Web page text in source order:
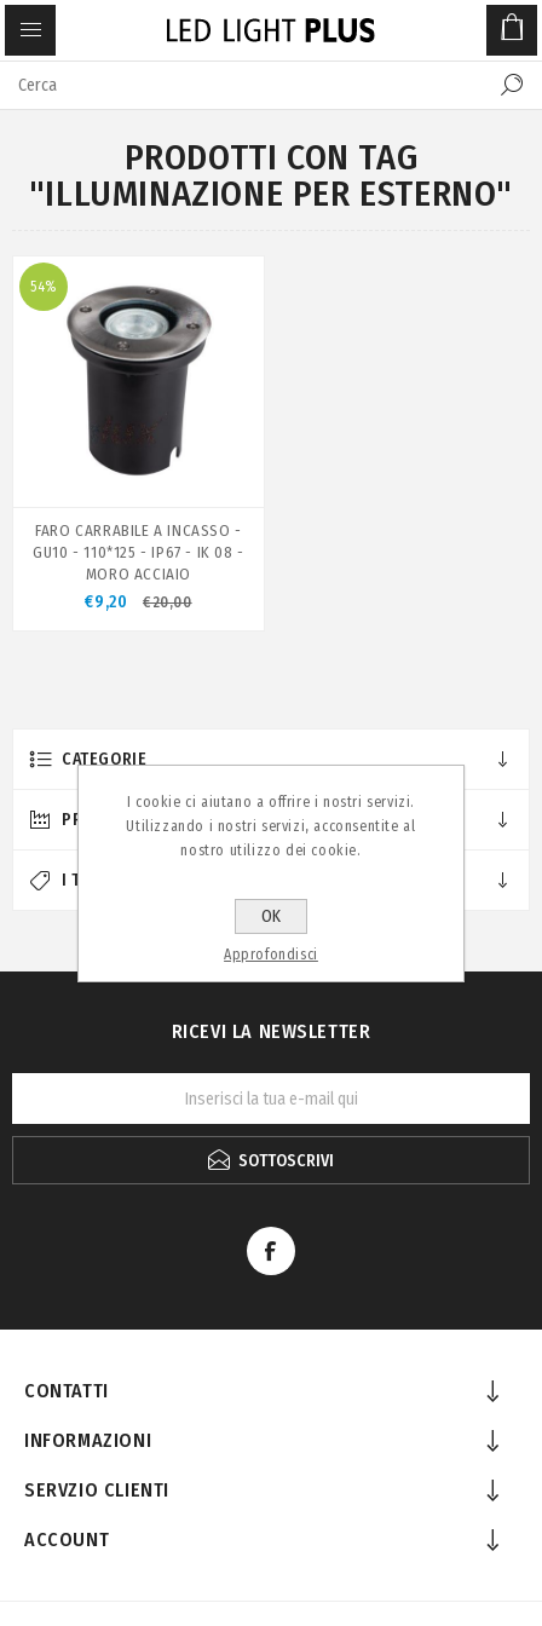
PRODOTTI CON TAG
"ILLUMINAZIONE PER ESTERNO"
54%
FARO CARRABILE A INCASSO -
GU10 - 110*125 - IP67 - IK 08 -
MORO ACCIAIO
€9,20 €20,00
CATEGORIE
PRODUTTORI
I TAG PIÙ POPOLARI
RICEVI LA NEWSLETTER
SOTTOSCRIVI
CONTATTI
INFORMAZIONI
SERVZIO CLIENTI
ACCOUNT
I cookie ci aiutano a offrire i nostri servizi.
Utilizzando i nostri servizi, acconsentite al
nostro utilizzo dei cookie.
OK
Approfondisci